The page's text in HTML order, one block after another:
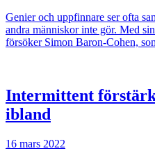
Genier och uppfinnare ser ofta
andra människor inte gör. Med
försöker Simon Baron-Cohen,
Intermittent
ibland
16 mars 2022